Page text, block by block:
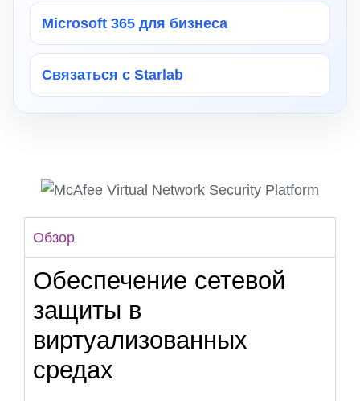
Обзор
Обеспечение сетевой
защиты в
виртуализованных
средах
Microsoft 365 для бизнеса
Связаться с Starlab